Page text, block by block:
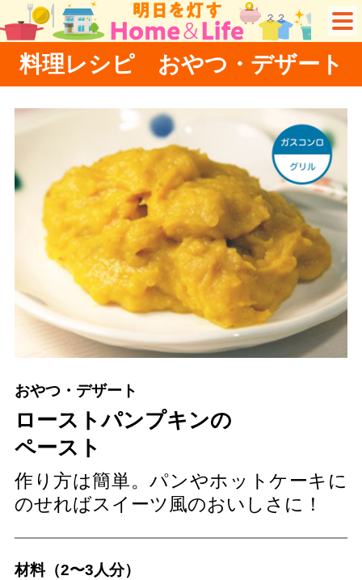
料理レシピ おやつ・デザート
おやつ・デザート
ローストパンプキンの
ペースト
作り方は簡単。パンやホットケーキに
のせればスイーツ風のおいしさに！
材料（2〜3人分）